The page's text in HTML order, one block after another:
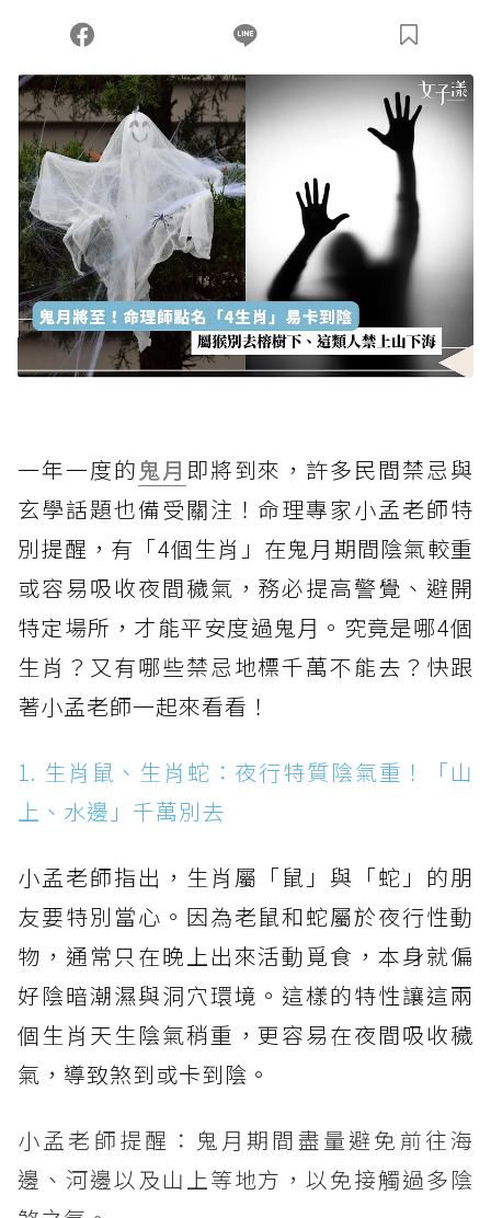
您當前剩餘 U 利點數：0點；前往 購買點數
一年一度的鬼月 即將到來，許多民間禁忌與
玄學話題也備受關注！命理專家小孟老師特
別提醒，有「4個生肖」在鬼月期間陰氣較重
或容易吸收夜間穢氣，務必提高警覺、避開
特定場所，才能平安度過鬼月。究竟是哪4個
生肖？又有哪些禁忌地標千萬不能去？快跟
著小孟老師一起來看看！
1. 生肖鼠、生肖蛇：夜行特質陰氣重！「山
上、水邊」千萬別去
小孟老師指出，生肖屬「鼠」與「蛇」的朋
友要特別當心。因為老鼠和蛇屬於夜行性動
物，通常只在晚上出來活動覓食，本身就偏
好陰暗潮濕與洞穴環境。這樣的特性讓這兩
個生肖天生陰氣稍重，更容易在夜間吸收穢
氣，導致煞到或卡到陰。
小孟老師提醒：鬼月期間盡量避免前往海
邊、河邊以及山上等地方，以免接觸過多陰